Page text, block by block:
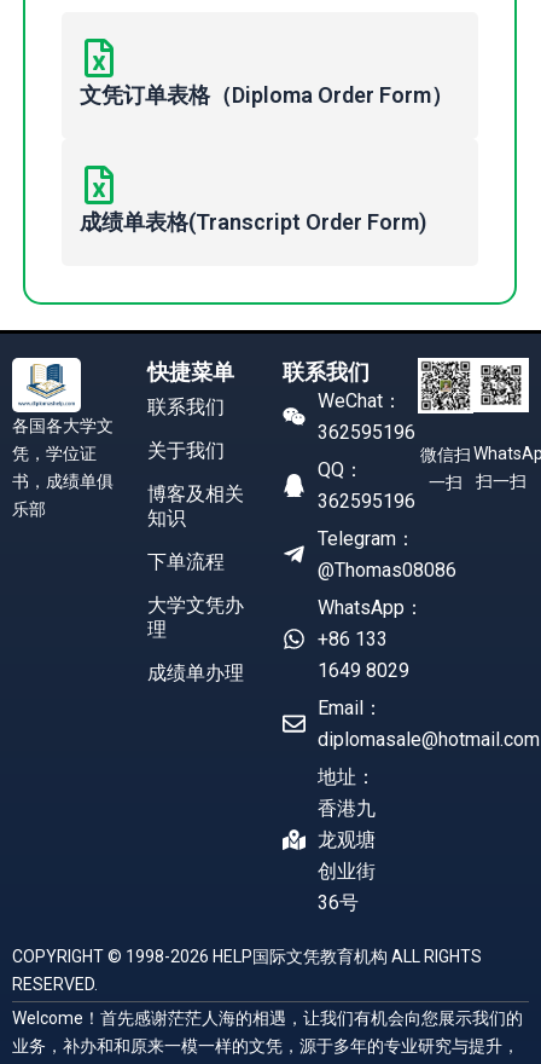
文凭订单表格（Diploma Order Form）
成绩单表格(Transcript Order Form)
各国各大学文
凭，学位证
书，成绩单俱
乐部
快捷菜单
联系我们
关于我们
博客及相关
知识
下单流程
大学文凭办
理
成绩单办理
联系我们
WeChat：
362595196
QQ：
362595196
Telegram：
@Thomas08086
WhatsApp：
+86 133
1649 8029
Email：
diplomasale@hotmail.com
地址：
香港九
龙观塘
创业街
36号
微信扫
一扫
扫一扫
COPYRIGHT © 1998-2026 HELP国际文凭教育机构 ALL RIGHTS
RESERVED.
Welcome！首先感谢茫茫人海的相遇，让我们有机会向您展示我们的
业务，补办和和原来一模一样的文凭，源于多年的专业研究与提升，